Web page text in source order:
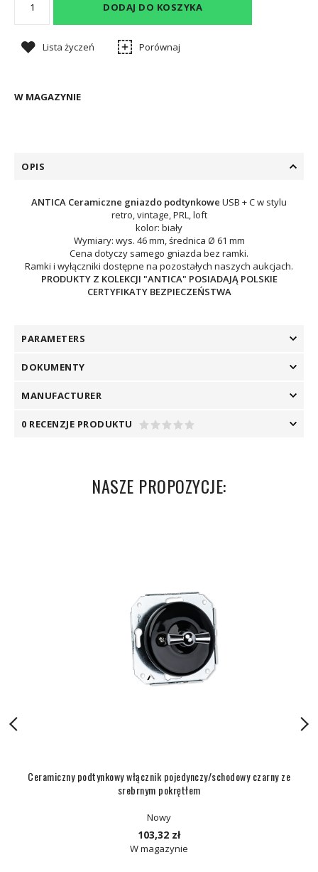
DODAJ DO KOSZYKA
Lista życzeń Porównaj
W MAGAZYNIE
OPIS
ANTICA Ceramiczne gniazdo podtynkowe USB + C w stylu
retro, vintage, PRL, loft
kolor: biały
Wymiary: wys. 46 mm, średnica Ø 61 mm
Cena dotyczy samego gniazda bez ramki.
Ramki i wyłączniki dostępne na pozostałych naszych aukcjach.
PRODUKTY Z KOLEKCJI "ANTICA" POSIADAJĄ POLSKIE
CERTYFIKATY BEZPIECZEŃSTWA
PARAMETERS
DOKUMENTY
MANUFACTURER
0 RECENZJE PRODUKTU
NASZE PROPOZYCJE:
Ceramiczny podtynkowy włącznik pojedynczy/schodowy czarny ze
srebrnym pokrętłem
Nowy
103,32 zł
W magazynie